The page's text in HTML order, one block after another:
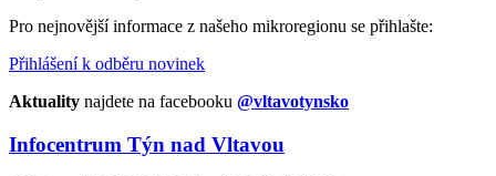
Pro nejnovější informace z našeho mikroregionu se přihlašte:
Přihlášení k odběru novinek
Aktuality najdete na facebooku @vltavotynsko
Infocentrum Týn nad Vltavou